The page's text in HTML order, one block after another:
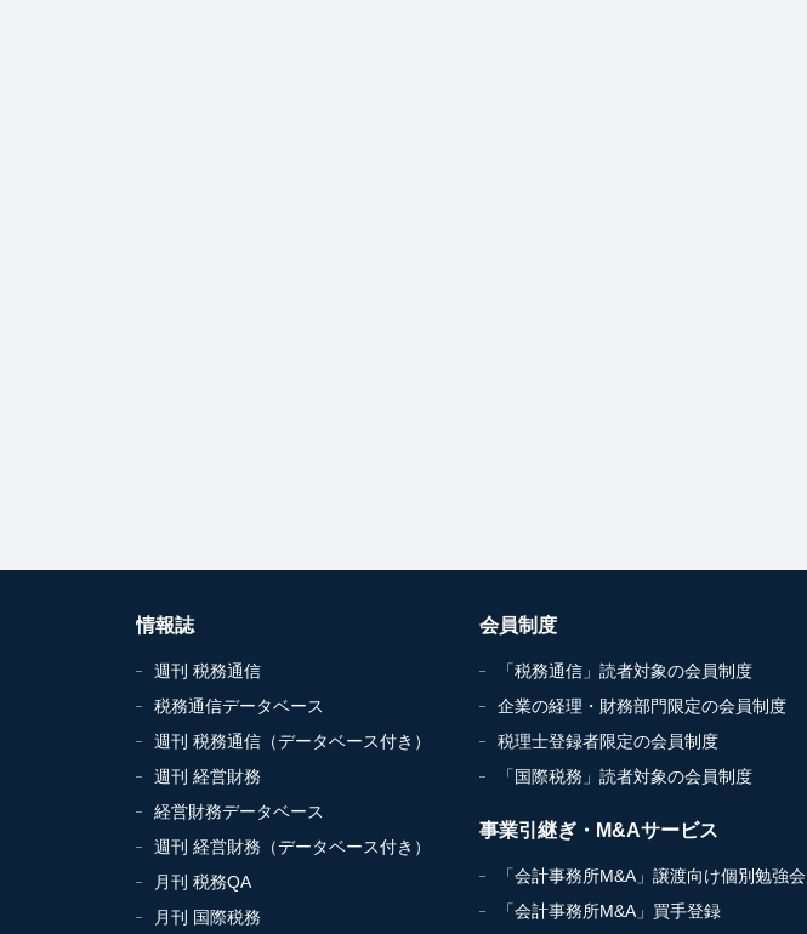
情報誌
週刊 税務通信
税務通信データベース
週刊 税務通信（データベース付き）
週刊 経営財務
経営財務データベース
週刊 経営財務（データベース付き）
月刊 税務QA
月刊 国際税務
会員制度
「税務通信」読者対象の会員制度
企業の経理・財務部門限定の会員制度
税理士登録者限定の会員制度
「国際税務」読者対象の会員制度
事業引継ぎ・M&Aサービス
「会計事務所M&A」譲渡向け個別勉強会
「会計事務所M&A」買手登録